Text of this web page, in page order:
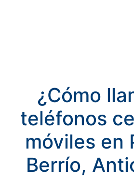
¿Cómo
teléfonos
móviles en
Berrío,